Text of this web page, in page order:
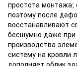
простота монтажа;
поэтому после
восстанавливают
бесшумно даже при
производства
систему на кровли
дополняет облик